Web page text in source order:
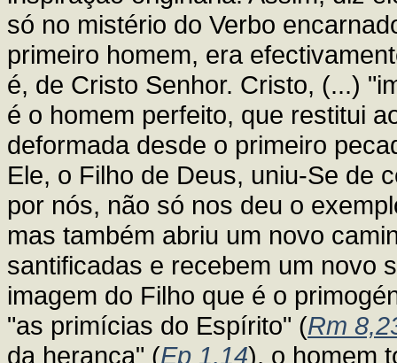
só no mistério do Verbo
primeiro homem, era
é, de Cristo Senhor. Cristo, (...)
é o homem perfeito, que restitui
deformada desde o primeiro
Ele, o Filho de Deus, uniu-Se de
por nós, não só nos deu o
mas também abriu um novo
santificadas e recebem um novo
imagem do Filho que é o
"as primícias do Espírito" (Rm
da herança" (Ep 1,14), o homem